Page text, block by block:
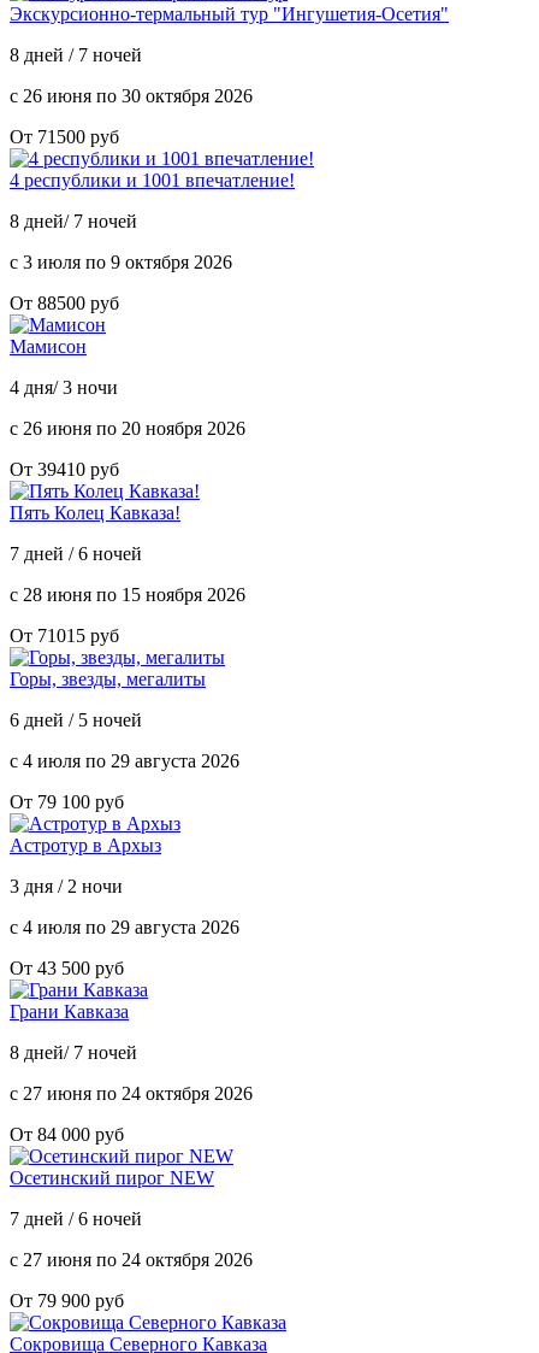
Экскурсионно-термальный тур "Ингушетия-Осетия"
8 дней / 7 ночей
с 26 июня по 30 октября 2026
От 71500 руб
4 республики и 1001 впечатление!
8 дней/ 7 ночей
с 3 июля по 9 октября 2026
От 88500 руб
Мамисон
4 дня/ 3 ночи
с 26 июня по 20 ноября 2026
От 39410 руб
Пять Колец Кавказа!
7 дней / 6 ночей
с 28 июня по 15 ноября 2026
От 71015 руб
Горы, звезды, мегалиты
6 дней / 5 ночей
с 4 июля по 29 августа 2026
От 79 100 руб
Астротур в Архыз
3 дня / 2 ночи
с 4 июля по 29 августа 2026
От 43 500 руб
Грани Кавказа
8 дней/ 7 ночей
с 27 июня по 24 октября 2026
От 84 000 руб
Осетинский пирог NEW
7 дней / 6 ночей
с 27 июня по 24 октября 2026
От 79 900 руб
Сокровища Северного Кавказа